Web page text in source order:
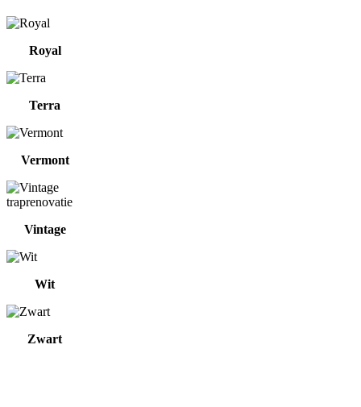
Royal
Terra
Vermont
Vintage
Wit
Zwart